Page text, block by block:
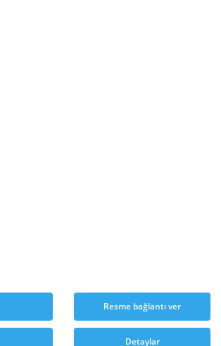
Resme bağlantı ver
Detaylar